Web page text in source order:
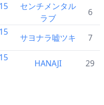
センチメンタル
ラブ
6
サヨナラ嘘ツキ 7
HANAJI 29